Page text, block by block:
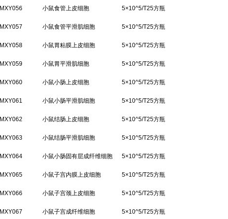
MXY056 小鼠食管上皮细胞 5×10^5/T25方瓶
MXY057 小鼠食管平滑肌细胞 5×10^5/T25方瓶
MXY058 小鼠胃粘膜上皮细胞 5×10^5/T25方瓶
MXY059 小鼠胃平滑肌细胞 5×10^5/T25方瓶
MXY060 小鼠小肠上皮细胞 5×10^5/T25方瓶
MXY061 小鼠小肠平滑肌细胞 5×10^5/T25方瓶
MXY062 小鼠结肠上皮细胞 5×10^5/T25方瓶
MXY063 小鼠结肠平滑肌细胞 5×10^5/T25方瓶
MXY064 小鼠小肠固有层成纤维细胞 5×10^5/T25方瓶
MXY065 小鼠子宫内膜上皮细胞 5×10^5/T25方瓶
MXY066 小鼠子宫颈上皮细胞 5×10^5/T25方瓶
MXY067 小鼠子宫成纤维细胞 5×10^5/T25方瓶